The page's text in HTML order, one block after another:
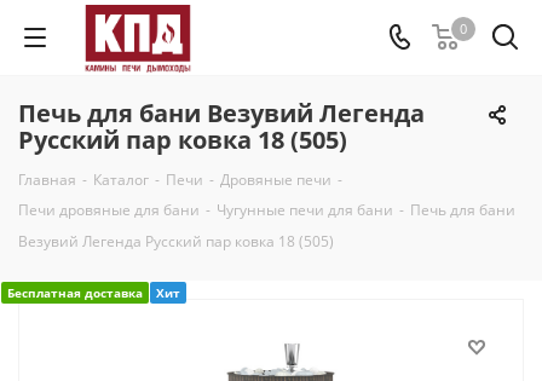
0
Печь для бани Везувий Легенда
Русский пар ковка 18 (505)
Главная - Каталог - Печи - Дровяные печи -
Печи дровяные для бани - Чугунные печи для бани - Печь для бани
Везувий Легенда Русский пар ковка 18 (505)
Бесплатная доставка Хит